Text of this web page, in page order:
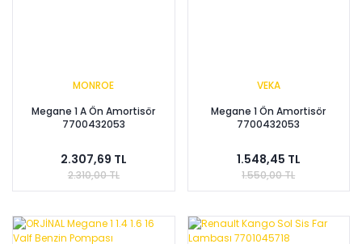
MONROE
Megane 1 A Ön Amortisör
7700432053
2.307,69 TL
2.310,00 TL
VEKA
Megane 1 Ön Amortisör
7700432053
1.548,45 TL
1.550,00 TL